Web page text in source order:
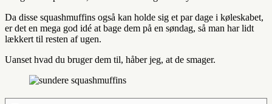
Da disse squashmuffins også kan holde sig et par dage i køleskabet,
er det en mega god idé at bage dem på en søndag, så man har lidt
lækkert til resten af ugen.
Uanset hvad du bruger dem til, håber jeg, at de smager.